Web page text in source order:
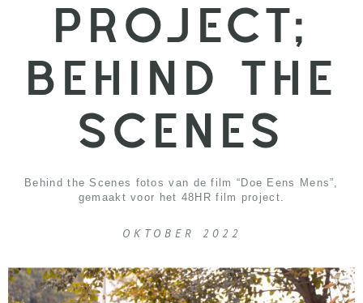
PROJECT;
BEHIND THE
SCENES
Behind the Scenes fotos van de film “Doe Eens Mens”,
gemaakt voor het 48HR film project.
OKTOBER 2022